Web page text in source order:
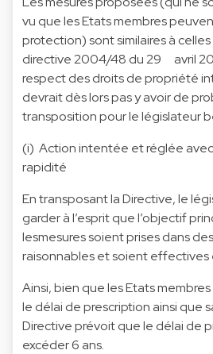
vu que les Etats membres
protection) sont similaires à
directive 2004/48 du 29 avril
respect des droits de propriété
devrait dès lors pas y avoir de
transposition pour le législateur
(i) Action intentée et réglée
rapidité
En transposant la Directive, le
garder à l’esprit que l’objectif
lesmesures soient prises dans
raisonnables et soient effectives
Ainsi, bien que les Etats
le délai de prescription ainsi que
Directive prévoit que le délai de
excéder 6 ans.